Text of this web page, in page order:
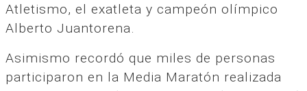
Atletismo, el exatleta y campeón olímpico
Alberto Juantorena.
Asimismo recordó que miles de personas
participaron en la Media Maratón realizada